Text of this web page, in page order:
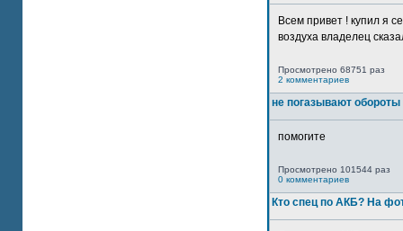
Всем привет ! купил я
воздуха владелец
Просмотрено 68751 раз
2 комментариев
не погазывают обороты
помогите
Просмотрено 101544 раз
0 комментариев
Кто спец по АКБ? На